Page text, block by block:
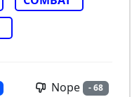
Nope - 68